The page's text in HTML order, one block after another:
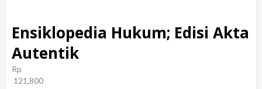
Ensiklopedia Hukum; Edisi Akta
Autentik
Rp
121,800